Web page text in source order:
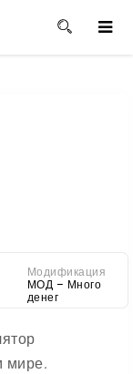
Модификация
МОД – Много
денег
мире.